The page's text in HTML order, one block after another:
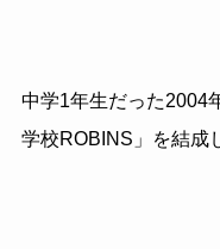
中学1年生だった2004
学校ROBINS」を結成